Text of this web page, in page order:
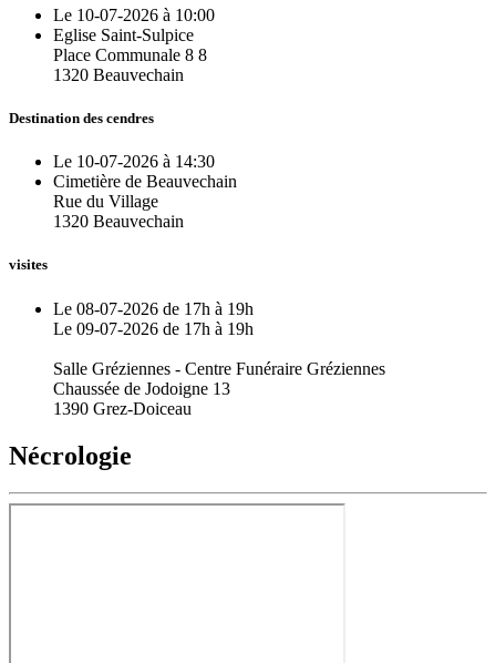
Le 10-07-2026 à 10:00
Eglise Saint-Sulpice
Place Communale 8 8
1320 Beauvechain
Destination des cendres
Le 10-07-2026 à 14:30
Cimetière de Beauvechain
Rue du Village
1320 Beauvechain
visites
Le 08-07-2026 de 17h à 19h
Le 09-07-2026 de 17h à 19h
Salle Gréziennes - Centre Funéraire Gréziennes
Chaussée de Jodoigne 13
1390 Grez-Doiceau
Nécrologie